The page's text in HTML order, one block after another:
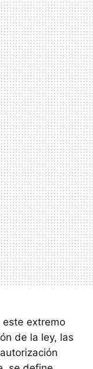
este extremo
de la ley, las